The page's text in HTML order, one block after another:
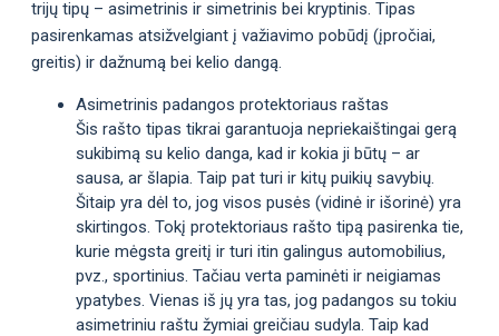
trijų tipų – asimetrinis ir simetrinis bei kryptinis. Tipas
pasirenkamas atsižvelgiant į važiavimo pobūdį (įpročiai,
greitis) ir dažnumą bei kelio dangą.
Asimetrinis padangos protektoriaus raštas
Šis rašto tipas tikrai garantuoja nepriekaištingai gerą
sukibimą su kelio danga, kad ir kokia ji būtų – ar
sausa, ar šlapia. Taip pat turi ir kitų puikių savybių.
Šitaip yra dėl to, jog visos pusės (vidinė ir išorinė) yra
skirtingos. Tokį protektoriaus rašto tipą pasirenka tie,
kurie mėgsta greitį ir turi itin galingus automobilius,
pvz., sportinius. Tačiau verta paminėti ir neigiamas
ypatybes. Vienas iš jų yra tas, jog padangos su tokiu
asimetriniu raštu žymiai greičiau sudyla. Taip kad